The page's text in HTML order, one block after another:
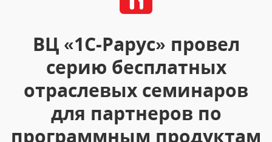
ВЦ «1С-Рарус» провел
серию бесплатных
отраслевых семинаров
для партнеров по
программным продуктам